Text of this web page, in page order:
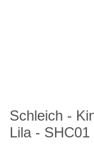
Schleich -
Lila - SHC01